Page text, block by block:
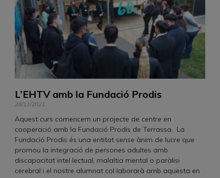
L’EHTV amb la Fundació Prodis
28/11/2021
Aquest curs comencem un projecte de centre en
cooperació amb la Fundació Prodis de Terrassa. La
Fundació Prodis és una entitat sense ànim de lucre que
promou la integració de persones adultes amb
discapacitat intel·lectual, malaltia mental o paràlisi
cerebral i el nostre alumnat col·laborarà amb aquesta en